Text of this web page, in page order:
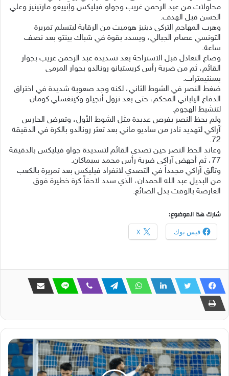
محاولات من عبد الرحمن غريب وجواو فيليكس وإنييغو مارتينيز وعلي
الحسن قبل الهدف.
وهرب المهاجم التركي دينيز هوميت من الرقابة ليتسلم تمريرة
التونسي عصام الجبالي، ويسدد بقوة في شباك بينتو بعد نصف
ساعة.
وضاع التعادل قبل الاستراحة بعد تسديدة عبد الرحمن غريب بجوار
القائم، ثم من ضربة رأس كريستيانو رونالدو بجوار المرمى
بسنتيمترات.
ضغط النصر في الشوط الثاني، لكنه وجد صعوبة شديدة في اختراق
الدفاع الياباني المحكم، حتى بعد نزول أنجيلو وكينغسلي كومان
لتنشيط الهجوم.
ولم يحظ النصر بفرص عديدة مثل الشوط الأول، وتعرض الحارس
آراكي لتهديد نادر من ساديو ماني بعد تعثر رونالدو بالكرة في الدقيقة
72.
وعاند الحظ النصر حين تصدى القائم لتسديدة جواو فيليكس بالدقيقة
77، ثم أجهض آراكي ضربة رأس محمد سيماكان.
وتألق آراكي مجدداً في التصدي لانفراد فيليكس بعد تمريرة بالكعب
من البديل عبد الله الحمدان، الذي سدد لاحقاً كرة خطيرة فوق
العارضة بالوقت بدل الضائع.
شارك هذا الموضوع:
فيس بوك X